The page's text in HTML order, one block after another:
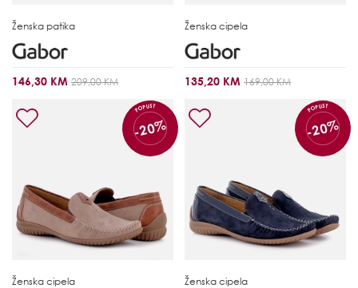
Ženska patika
146,30 KM 209,00 KM
Ženska cipela
135,20 KM 169,00 KM
POPUST
-20%
Ženska cipela
POPUST
-20%
Ženska cipela